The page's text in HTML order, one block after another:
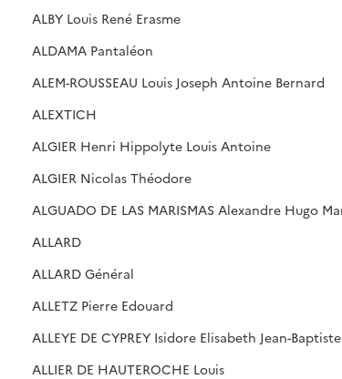
ALBY Louis René Erasme
ALDAMA Pantaléon
ALEM-ROUSSEAU Louis Joseph Antoine Bernard
ALEXTICH
ALGIER Henri Hippolyte Louis Antoine
ALGIER Nicolas Théodore
ALLARD
ALLARD Général
ALLETZ Pierre Edouard
ALLEYE DE CYPREY Isidore Elisabeth Jean-Baptiste
ALLIER DE HAUTEROCHE Louis